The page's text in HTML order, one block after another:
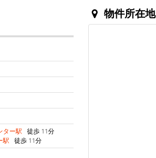
ター駅 徒歩 11分
駅 徒歩 11分
物件所在地